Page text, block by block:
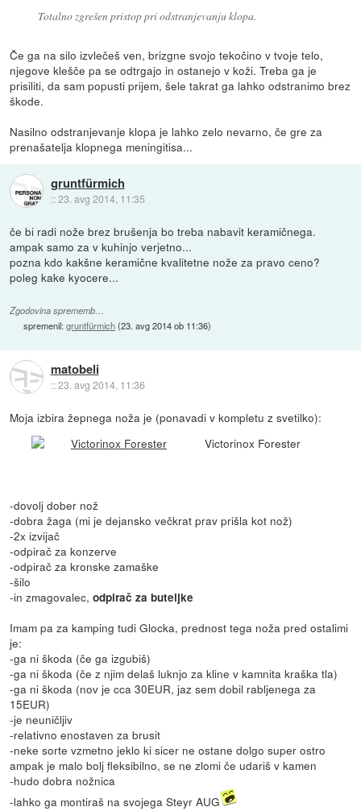
Totalno zgrešen pristop pri odstranjevanju klopa.
Če ga na silo izvlečeš ven, brizgne svojo tekočino v tvoje telo,
njegove klešče pa se odtrgajo in ostanejo v koži. Treba ga je
prisiliti, da sam popusti prijem, šele takrat ga lahko odstranimo brez
škode.
Nasilno odstranjevanje klopa je lahko zelo nevarno, če gre za
prenašatelja klopnega meningitisa...
gruntfürmich
::23. avg 2014, 11:35
če bi radi nože brez brušenja bo treba nabavit keramičnega.
ampak samo za v kuhinjo verjetno...
pozna kdo kakšne keramične kvalitetne nože za pravo ceno?
poleg kake kyocere...
Zgodovina sprememb…
spremenil:gruntfürmich(23. avg 2014 ob 11:36)
matobeli
::23. avg 2014, 11:36
Moja izbira žepnega noža je (ponavadi v kompletu z svetilko):
Victorinox Forester
-dovolj dober nož
-dobra žaga (mi je dejansko večkrat prav prišla kot nož)
-2x izvijač
-odpirač za konzerve
-odpirač za kronske zamaške
-šilo
-in zmagovalec,odpirač za buteljke
Imam pa za kamping tudi Glocka, prednost tega noža pred ostalimi
je:
-ga ni škoda (če ga izgubiš)
-ga ni škoda (če z njim delaš luknjo za kline v kamnita kraška tla)
-ga ni škoda (nov je cca 30EUR, jaz sem dobil rabljenega za
15EUR)
-je neuničljiv
-relativno enostaven za brusit
-neke sorte vzmetno jeklo ki sicer ne ostane dolgo super ostro
ampak je malo bolj fleksibilno, se ne zlomi če udariš v kamen
-hudo dobra nožnica
-lahko ga montiraš na svojega Steyr AUG